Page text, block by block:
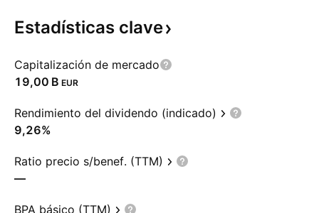
Estadísticas clave
Capitalización de mercado
‪19,00 B‬ EUR
Rendimiento del dividendo (indicado)
9,26%
Ratio precio s/benef. (TTM)
—
BPA básico (TTM)